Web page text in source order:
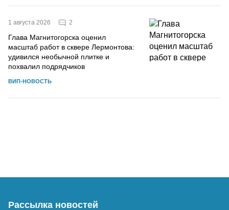
1 августа 2026 2
Глава Магнитогорска оценил
масштаб работ в сквере Лермонтова:
удивился необычной плитке и
похвалил подрядчиков
ВИП-НОВОСТЬ
Рассылка новостей